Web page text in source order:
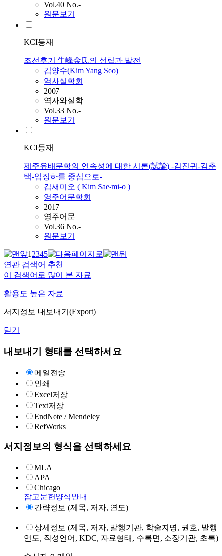
Vol.40 No.-
원문보기
KCI등재
조선후기 牛峰金氏의 성립과 발전
김양수(KimYang Soo)
역사실학회
2007
역사와실학
Vol.33 No.-
원문보기
KCI등재
제주유배문학의 연속성에 대한 시론(試論) -김진귀-김춘
택-임징하를 중심으로-
김새미오 ( Kim Sae-mi-o )
영주어문학회
2017
영주어문
Vol.36 No.-
원문보기
12345
연관 검색어 추천
이 검색어로 많이 본 자료
활용도 높은 자료
서지정보 내보내기(Export)
닫기
내보내기 형태를 선택하세요
메일전송
인쇄
Excel저장
Text저장
EndNote / Mendeley
RefWorks
서지정보의 형식을 선택하세요
MLA
APA
Chicago
참고문헌양식안내
간략정보 (제목, 저자, 연도)
상세정보 (제목, 저자, 발행기관, 학술지명, 권호, 발행
연도, 작성언어, KDC, 자료형태, 수록면, 소장기관, 초록)